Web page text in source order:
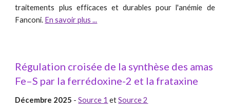
traitements plus efficaces et durables pour l'anémie de
Fanconi. En savoir plus ...
Régulation croisée de la synthèse des amas
Fe–S par la ferrédoxine-2 et la frataxine
Décembre 2025 -Source 1 etSource 2